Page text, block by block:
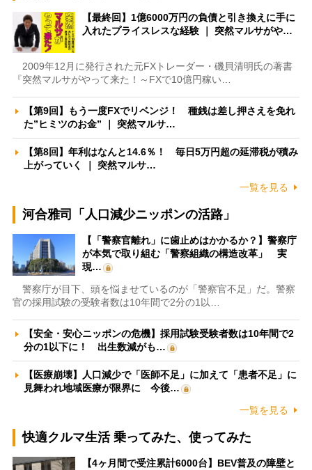
【最終回】1億6000万円の負債と引き換えに手に
入れたプライスレスな経験 ｜ 突然マルサがや…
2009年12月に発行された元FXトレーダー・磯貝清明氏の著書
『突然マルサがやって来た！～FXで10億円稼い…
【第9回】もう一度FXでリベンジ！ 種銭は差し押さえを免れ
た”ヒミツのお金” ｜ 突然マルサ…
【第8回】年利はなんと14.6％！ 毎日5万円超の延滞税が積み
上がっていく ｜ 突然マルサ…
一覧を見る
河合雅司「人口減少ニッポンの活路」
【「警察官離れ」に歯止めはかかるか？】警察庁
が本気で取り組む「警察組織の構造改革」 実
現…
警察庁が目下、頭を悩ませているのが「警察官不足」だ。警察
官の採用試験の受験者数は10年間で2分の1以…
【安全・安心ニッポンの危機】採用試験受験者数は10年間で2
分の1以下に！ 出生数減がも…
【医療崩壊】人口減少で「医師不足」に加えて「患者不足」に
見舞われ地域医療が限界に 今後…
一覧を見る
快適クルマ生活 乗ってみた、使ってみた
【4ヶ月間で受注累計6000台】BEV普及の障壁と